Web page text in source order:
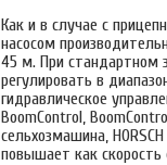
Как и в случае с
насосом
45 м. При стандартном
регулировать в
гидравлическое
BoomControl,
сельхозмашина,
повышает как скорость